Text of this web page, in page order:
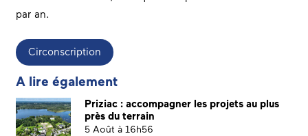
par an.
Circonscription
A lire également
Priziac : accompagner les projets au plus
près du terrain
5 Août à 16h56